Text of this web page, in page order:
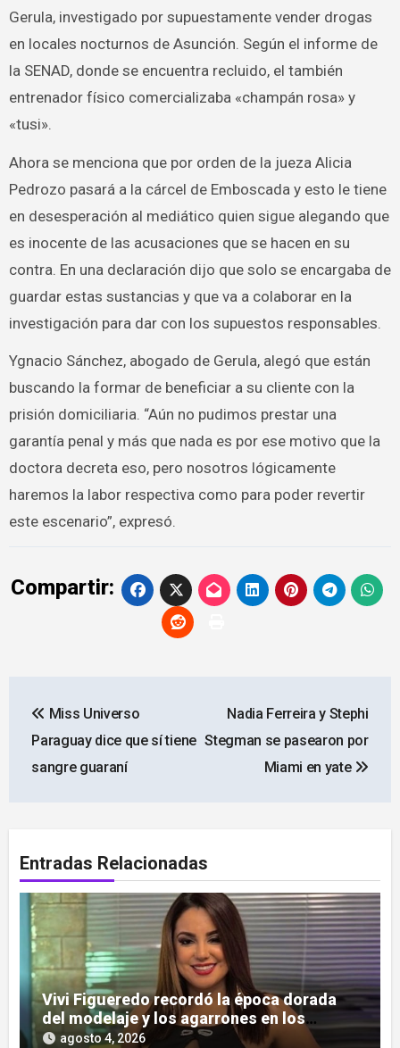
Gerula, investigado por supuestamente vender drogas
en locales nocturnos de Asunción. Según el informe de
la SENAD, donde se encuentra recluido, el también
entrenador físico comercializaba «champán rosa» y
«tusi».
Ahora se menciona que por orden de la jueza Alicia
Pedrozo pasará a la cárcel de Emboscada y esto le tiene
en desesperación al mediático quien sigue alegando que
es inocente de las acusaciones que se hacen en su
contra. En una declaración dijo que solo se encargaba de
guardar estas sustancias y que va a colaborar en la
investigación para dar con los supuestos responsables.
Ygnacio Sánchez, abogado de Gerula, alegó que están
buscando la formar de beneficiar a su cliente con la
prisión domiciliaria. “Aún no pudimos prestar una
garantía penal y más que nada es por ese motivo que la
doctora decreta eso, pero nosotros lógicamente
haremos la labor respectiva como para poder revertir
este escenario”, expresó.
Compartir:
de
entradas
Miss Universo
Paraguay dice que sí tiene
sangre guaraní
Nadia Ferreira y Stephi
Stegman se pasearon por
Miami en yate
Entradas Relacionadas
Vivi Figueredo recordó la época dorada
del modelaje y los agarrones en los
boliches
agosto 4, 2026